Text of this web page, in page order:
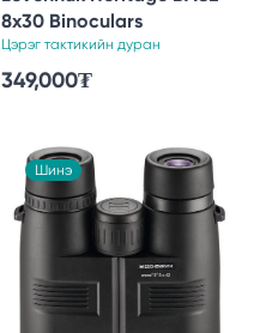
8x30 Binoculars
Цэрэг тактикийн дуран
349,000₮
Шинэ